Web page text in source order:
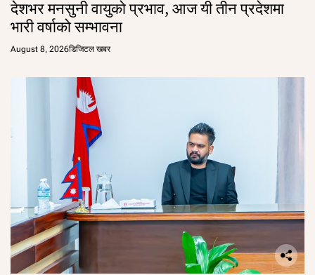
देशभर मनसुनी वायुको प्रभाव, आज यी तीन प्रदेशमा
भारी वर्षाको सम्भावना
August 8, 2026डिजिटल खबर